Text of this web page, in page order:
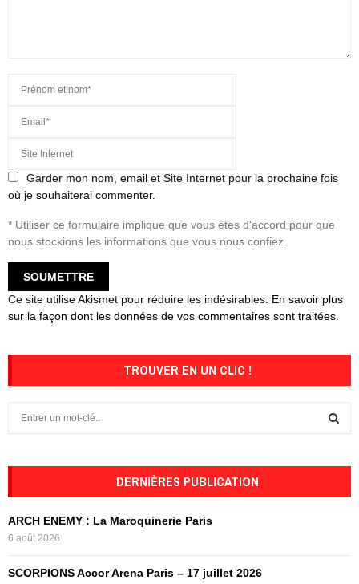
Garder mon nom, email et Site Internet pour la prochaine fois
où je souhaiterai commenter.
* Utiliser ce formulaire implique que vous êtes d'accord pour que
nous stockions les informations que vous nous confiez.
Ce site utilise Akismet pour réduire les indésirables. En savoir plus
sur la façon dont les données de vos commentaires sont traitées.
TROUVER EN UN CLIC !
h
o
r
DERNIÈRES PUBLICATION
ARCH ENEMY : La Maroquinerie Paris
6 août 2026
SCORPIONS Accor Arena Paris – 17 juillet 2026